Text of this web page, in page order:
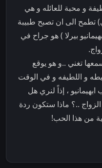
و محبة للعائله و هي
تطمح الى ان تصبح طبيبة
بيرلا ) هو جراح في
تغني ..و هو يوقع
و اللطيفه و في الوقت
، إذاً لنري هل
..؟ ماذا ستكون ردة
من هذا الحب!